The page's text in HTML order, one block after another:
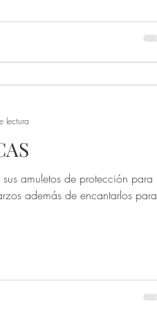
amuletos de protección para
además de encantarlos para
lectura